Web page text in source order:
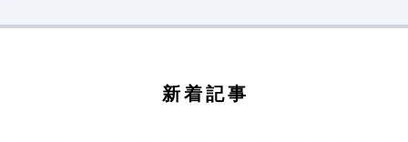
新着記事